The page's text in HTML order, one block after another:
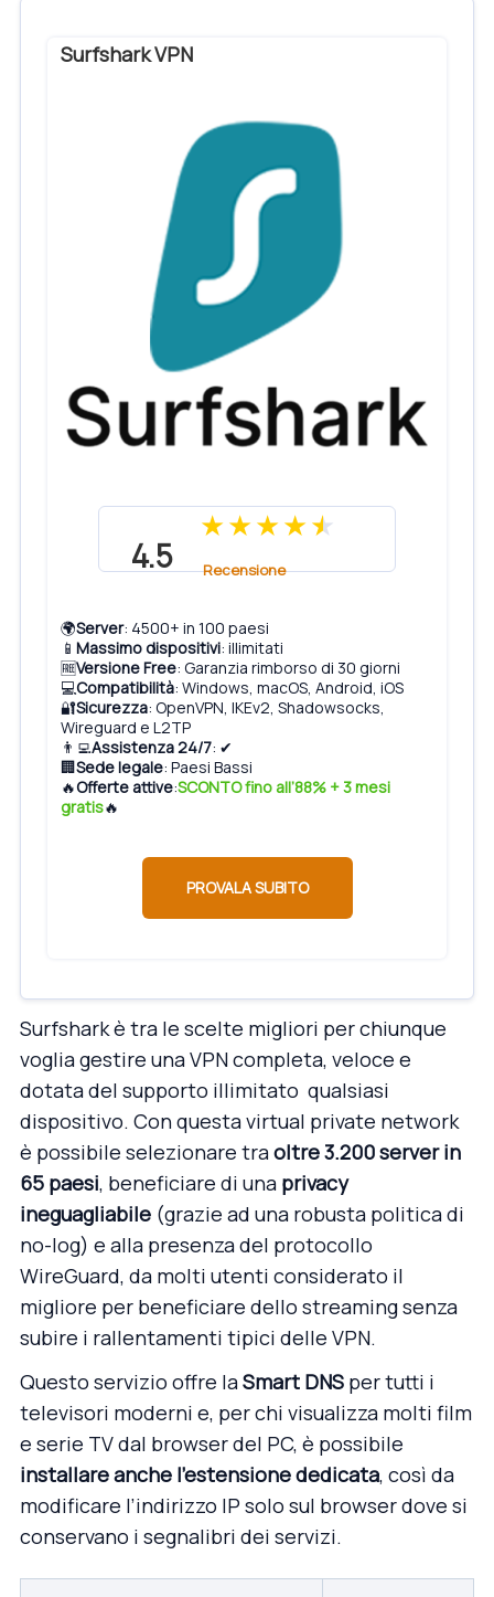
Surfshark VPN
4.5 Recensione
🌍Server: 4500+ in 100 paesi
📱 Massimo dispositivi: illimitati
🆓Versione Free: Garanzia rimborso di 30 giorni
💻Compatibilità: Windows, macOS, Android, iOS
🔐Sicurezza: OpenVPN, IKEv2, Shadowsocks,
Wireguard e L2TP
👨‍💻Assistenza 24/7: ✔
🏢Sede legale: Paesi Bassi
🔥Offerte attive:SCONTO fino all’88% + 3 mesi
gratis🔥
PROVALA SUBITO
Surfshark è tra le scelte migliori per chiunque
voglia gestire una VPN completa, veloce e
dotata del supporto illimitato qualsiasi
dispositivo. Con questa virtual private network
è possibile selezionare traoltre 3.200 server in
65 paesi, beneficiare di una privacy
ineguagliabile (grazie ad una robusta politica di
no-log) e alla presenza del protocollo
WireGuard, da molti utenti considerato il
migliore per beneficiare dello streaming senza
subire i rallentamenti tipici delle VPN.
Questo servizio offre laSmart DNS per tutti i
televisori moderni e, per chi visualizza molti film
e serie TV dal browser del PC, è possibile
installare anche l’estensione dedicata, così da
modificare l’indirizzo IP solo sul browser dove si
conservano i segnalibri dei servizi.